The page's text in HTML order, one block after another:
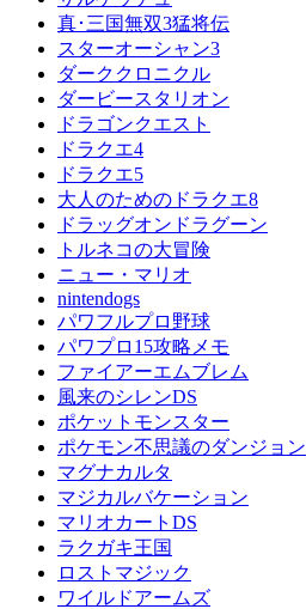
真･三国無双3猛将伝
スターオーシャン3
ダーククロニクル
ダービースタリオン
ドラゴンクエスト
ドラクエ4
ドラクエ5
大人のためのドラクエ8
ドラッグオンドラグーン
トルネコの大冒険
ニュー・マリオ
nintendogs
パワフルプロ野球
パワプロ15攻略メモ
ファイアーエムブレム
風来のシレンDS
ポケットモンスター
ポケモン不思議のダンジョン
マグナカルタ
マジカルバケーション
マリオカートDS
ラクガキ王国
ロストマジック
ワイルドアームズ